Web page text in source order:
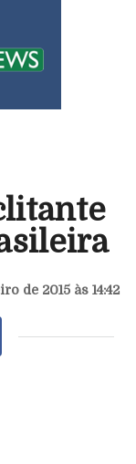
de 2015 às 14:42